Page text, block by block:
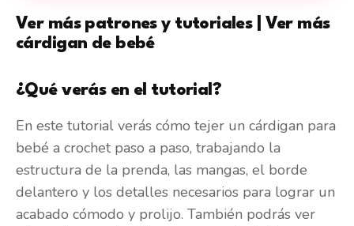
Ver más patrones y tutoriales | Ver más
cárdigan de bebé
¿Qué verás en el tutorial?
En este tutorial verás cómo tejer un cárdigan para
bebé a crochet paso a paso, trabajando la
estructura de la prenda, las mangas, el borde
delantero y los detalles necesarios para lograr un
acabado cómodo y prolijo. También podrás ver